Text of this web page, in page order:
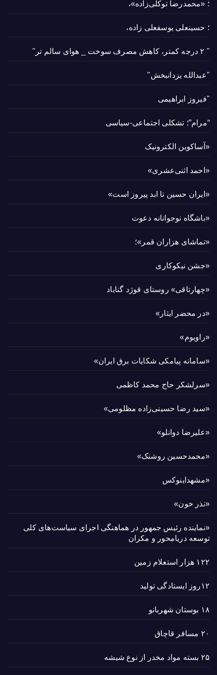
؛ «محمدرضا توکلی‌زاده»،
؛ حسینعلی یوسفعلی زاده،
" ۲ درجه کمتر، کاهش مصرف سوخت _ هوای سالم تر"
"عبدالله یزدانبخش"
"فیروز ابراهیمی
“مرام”؛ تشکلی اجتماعی-سیاسی
«آساکوین الکترونیک
«احمد اثنی‌عشری»
«ایران حسین تا ابد پیروز است»
«باشگاه نوجوانانه دعوت
«تماشای هزاران قمر»؛
«جشن نیکوکاری
«چهارتاقی» روستای قوژد گناباد
«در محضر ایثار»
«راویوم»
«سامانه پیامکی شکایات برق ایران»
«سرلشکر حاج محمد کاظمی
«سید رضا حسینی‌زاده مظلومی»
«علیرضا دوانلو»
«محمدحسین روشنک»
«مشهداینوکس
«نذر خون»
«نماینده رئیس جمهور در هماهنگی اجرای سیاست‌های کلی
توسعه دریامحور و مکران
۱۲۲ هزار استعلام زمین
۱۲روز ایستادگی تولید
۱۸ بوستان شهربانو
۲۰ مسافر قاچاق
۲۵ بسته مواد مخدر از نوع شیشه